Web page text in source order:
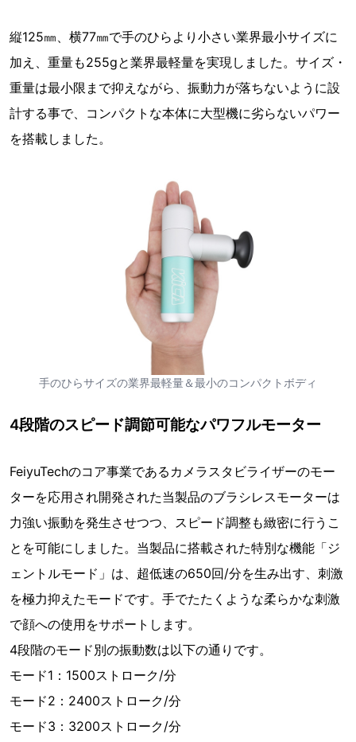
縦125㎜、横77㎜で手のひらより小さい業界最小サイズに
加え、重量も255gと業界最軽量を実現しました。サイズ・
重量は最小限まで抑えながら、振動力が落ちないように設
計する事で、コンパクトな本体に大型機に劣らないパワー
を搭載しました。
手のひらサイズの業界最軽量＆最小のコンパクトボディ
4段階のスピード調節可能なパワフルモーター
FeiyuTechのコア事業であるカメラスタビライザーのモー
ターを応用され開発された当製品のブラシレスモーターは
力強い振動を発生させつつ、スピード調整も緻密に行うこ
とを可能にしました。当製品に搭載された特別な機能「ジ
ェントルモード」は、超低速の650回/分を生み出す、刺激
を極力抑えたモードです。手でたたくような柔らかな刺激
で顔への使用をサポートします。
4段階のモード別の振動数は以下の通りです。
モード1：1500ストローク/分
モード2：2400ストローク/分
モード3：3200ストローク/分